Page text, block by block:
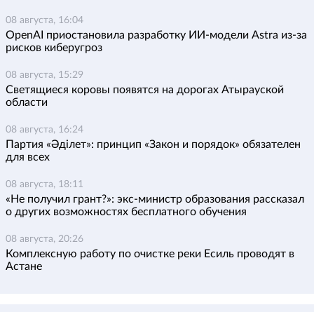
08 августа, 16:04
OpenAI приостановила разработку ИИ-модели Astra из-за
рисков киберугроз
08 августа, 15:29
Светящиеся коровы появятся на дорогах Атырауской
области
08 августа, 16:24
Партия «Әділет»: принцип «Закон и порядок» обязателен
для всех
08 августа, 18:11
«Не получил грант?»: экс-министр образования рассказал
о других возможностях бесплатного обучения
08 августа, 20:26
Комплексную работу по очистке реки Есиль проводят в
Астане